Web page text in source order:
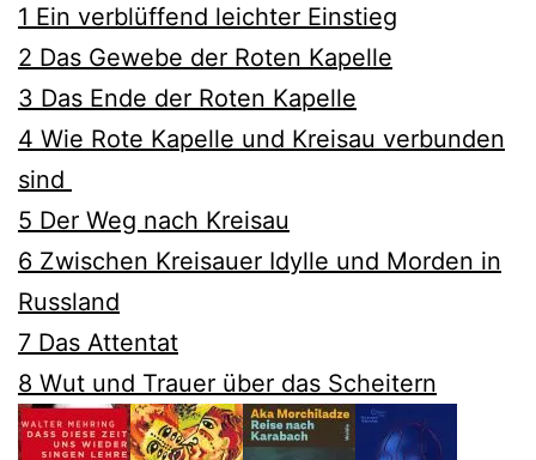
1 Ein verblüffend leichter Einstieg
2 Das Gewebe der Roten Kapelle
3 Das Ende der Roten Kapelle
4 Wie Rote Kapelle und Kreisau verbunden
sind
5 Der Weg nach Kreisau
6 Zwischen Kreisauer Idylle und Morden in
Russland
7 Das Attentat
8 Wut und Trauer über das Scheitern